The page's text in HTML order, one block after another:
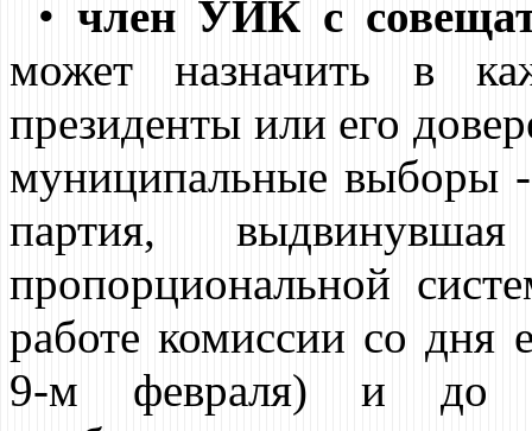
• член УИК с
может назначить в
президенты или его
муниципальные выборы
партия,
пропорциональной
работе комиссии со
9-м февраля) и до